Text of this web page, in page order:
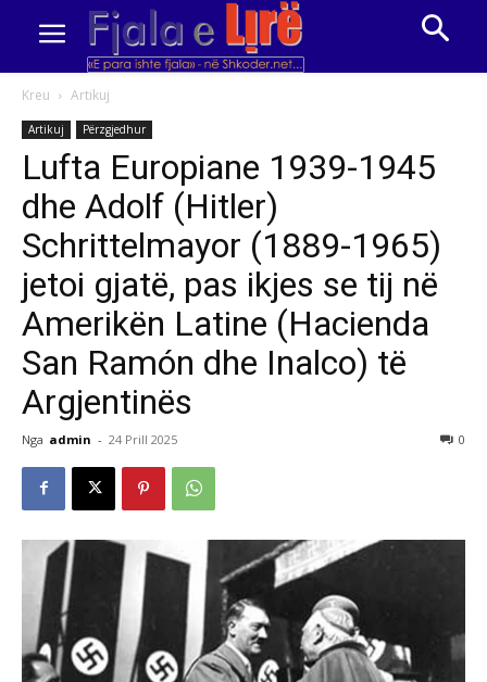
Kreu Artikuj
Artikuj Përzgjedhur
Lufta Europiane 1939-1945
dhe Adolf (Hitler)
Schrittelmayor (1889-1965)
jetoi gjatë, pas ikjes se tij në
Amerikën Latine (Hacienda
San Ramón dhe Inalco) të
Argjentinës
Nga admin - 24 Prill 2025 0